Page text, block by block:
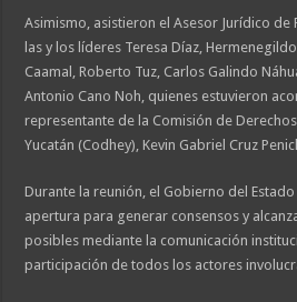
Asimismo, asistieron el Asesor Jurídico de
las y los líderes Teresa Díaz,
Caamal, Roberto Tuz, Carlos Galindo
Antonio Cano Noh, quienes estuvieron
representante de la Comisión de
Yucatán (Codhey), Kevin Gabriel Cruz
Durante la reunión, el Gobierno del
apertura para generar consensos y
posibles mediante la comunicación
participación de todos los actores